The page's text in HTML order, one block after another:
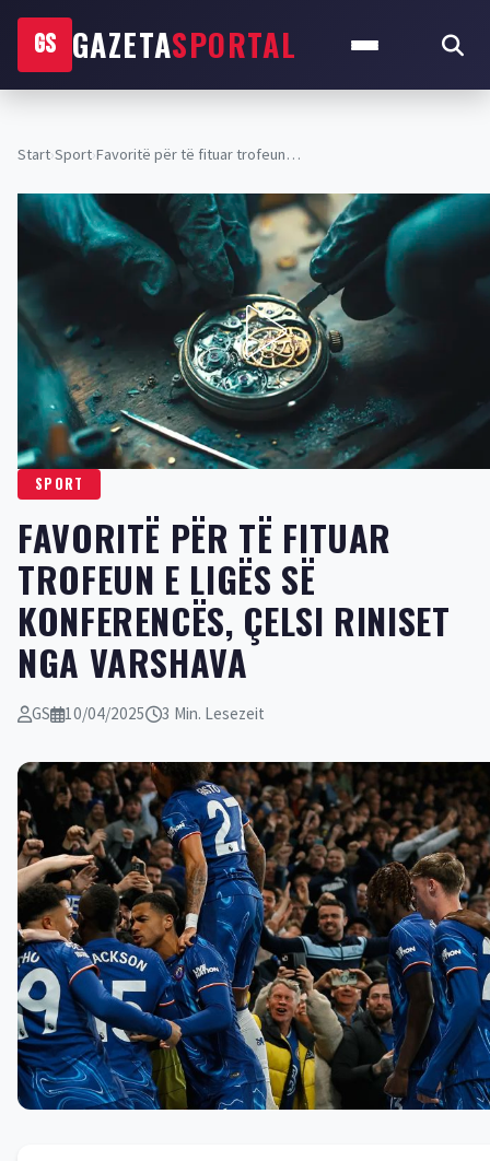
GS GAZETASPORTAL
Start›Sport›Favoritë për të fituar trofeun…
SPORT
FAVORITË PËR TË FITUAR
TROFEUN E LIGËS SË
KONFERENCËS, ÇELSI RINISET
NGA VARSHAVA
GS 10/04/2025 3 Min. Lesezeit